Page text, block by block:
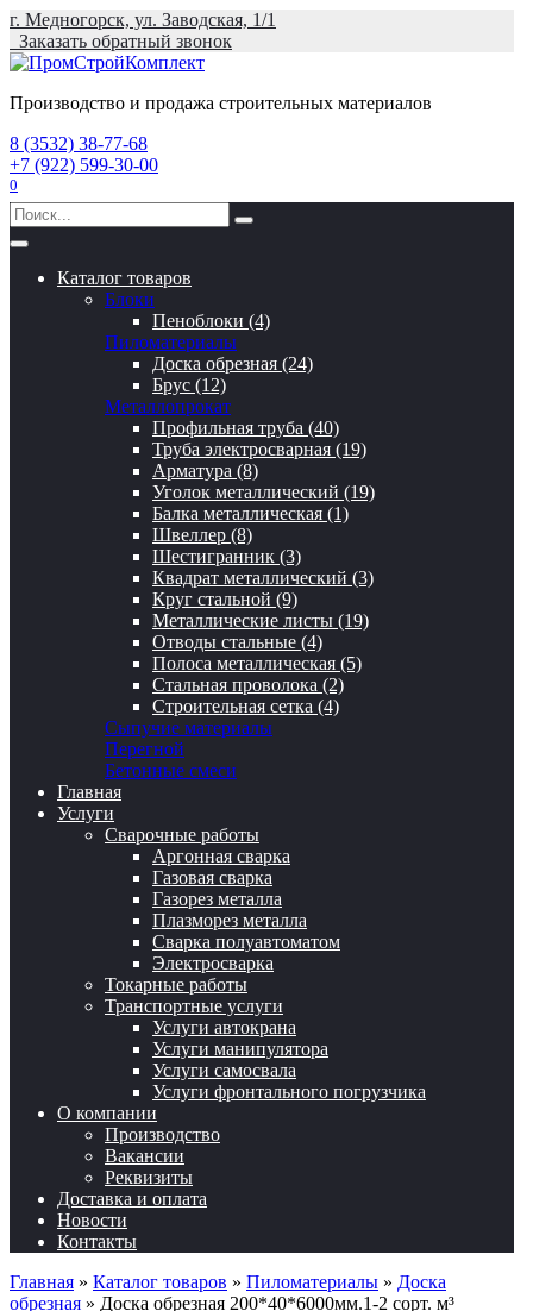
Перейти
содержанию
г. Медногорск, ул. Заводская, 1/1
Заказать обратный звонок
Производство и продажа строительных материалов
8 (3532) 38-77-68
+7 (922) 599-30-00
0
Search
for:
Каталог товаров
Блоки
Пеноблоки (4)
Пиломатериалы
Доска обрезная (24)
Брус (12)
Металлопрокат
Профильная труба (40)
Труба электросварная (19)
Арматура (8)
Уголок металлический (19)
Балка металлическая (1)
Швеллер (8)
Шестигранник (3)
Квадрат металлический (3)
Круг стальной (9)
Металлические листы (19)
Отводы стальные (4)
Полоса металлическая (5)
Стальная проволока (2)
Строительная сетка (4)
Сыпучие материалы
Перегной
Бетонные смеси
Главная
Услуги
Сварочные работы
Аргонная сварка
Газовая сварка
Газорез металла
Плазморез металла
Сварка полуавтоматом
Электросварка
Токарные работы
Транспортные услуги
Услуги автокрана
Услуги манипулятора
Услуги самосвала
Услуги фронтального погрузчика
О компании
Производство
Вакансии
Реквизиты
Доставка и оплата
Новости
Контакты
Главная » Каталог товаров » Пиломатериалы » Доска
обрезная » Доска обрезная 200*40*6000мм.1-2 сорт. м³